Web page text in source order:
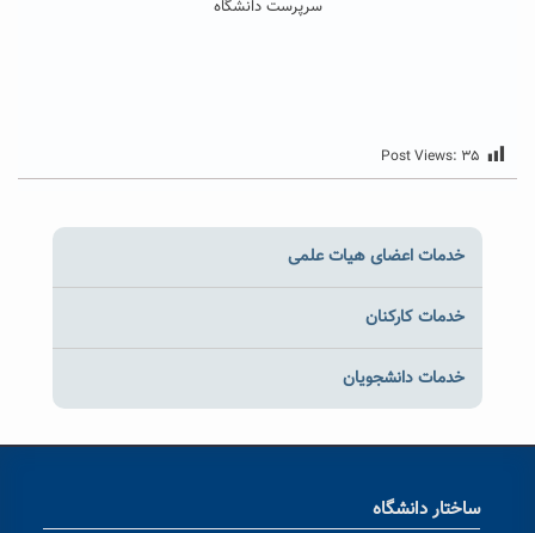
سرپرست دانشگاه
Post Views: ۳۵
خدمات اعضای هیات علمی
خدمات کارکنان
خدمات دانشجویان
ساختار دانشگاه